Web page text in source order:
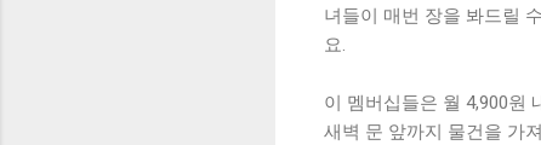
녀들이 매번 장을 봐드릴
요.
이 멤버십들은 월 4,900원
새벽 문 앞까지 물건을 가